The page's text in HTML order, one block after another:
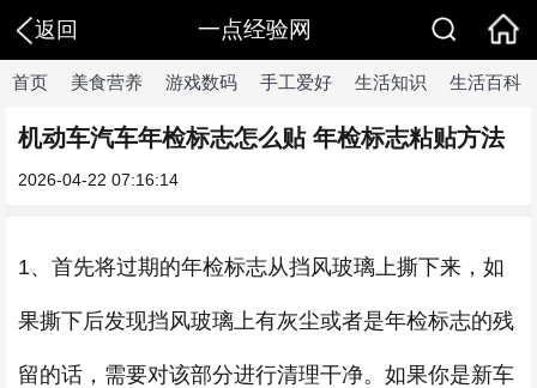
返回 一点经验网
首页 美食营养 游戏数码 手工爱好 生活知识 生活百科
机动车汽车年检标志怎么贴 年检标志粘贴方法
2026-04-22 07:16:14
1、首先将过期的年检标志从挡风玻璃上撕下来，如
果撕下后发现挡风玻璃上有灰尘或者是年检标志的残
留的话，需要对该部分进行清理干净。如果你是新车